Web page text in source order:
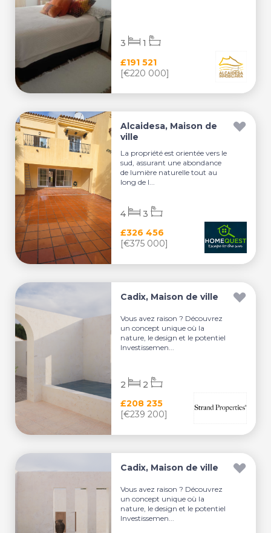
£191 521
[€220 000]
3 1
Alcaidesa, Maison de
ville
La propriété est orientée vers le
sud, assurant une abondance
de lumière naturelle tout au
long de l...
£326 456
[€375 000]
4 3
Cadix, Maison de ville
Vous avez raison ? Découvrez
un concept unique où la
nature, le design et le potentiel
Investissemen...
£208 235
[€239 200]
2 2
Cadix, Maison de ville
Vous avez raison ? Découvrez
un concept unique où la
nature, le design et le potentiel
Investissemen...